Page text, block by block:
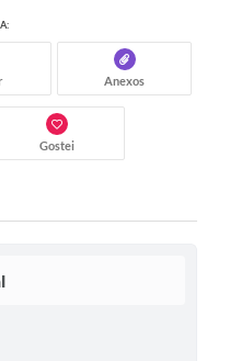
Anexos
Gostei